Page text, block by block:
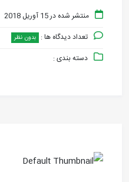
منتشر شده در 15 آوریل 2018
تعداد دیدگاه ها : بدون نظر
دسته بندی :